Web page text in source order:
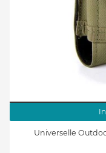
Universelle